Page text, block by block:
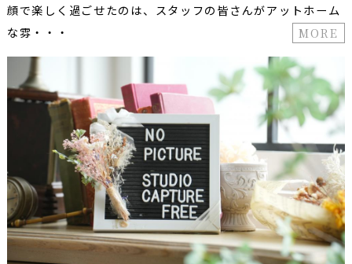
顔で楽しく過ごせたのは、スタッフの皆さんがアットホーム
な雰・・・
MORE